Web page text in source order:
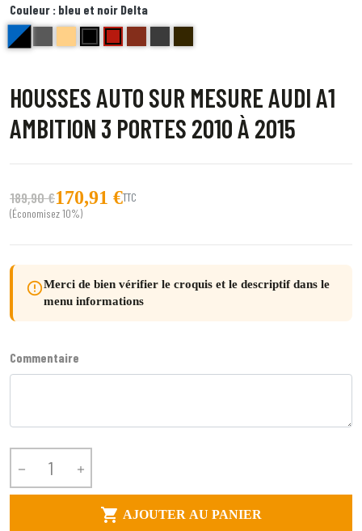
Couleur : bleu et noir Delta
bleu et noir Delta
anthracite golf
beige bravo
noir centre gris bord noir foxtrot
Rouge ( bord noir) Echo
HOUSSES AUTO SUR MESURE AUDI A1
AMBITION 3 PORTES 2010 À 2015
189,90 €170,91 €TTC
(Économisez 10%)
error_outlineMerci de bien vérifier le croquis et le descriptif dans le
menu informations
Commentaire
 
 AJOUTER AU PANIER